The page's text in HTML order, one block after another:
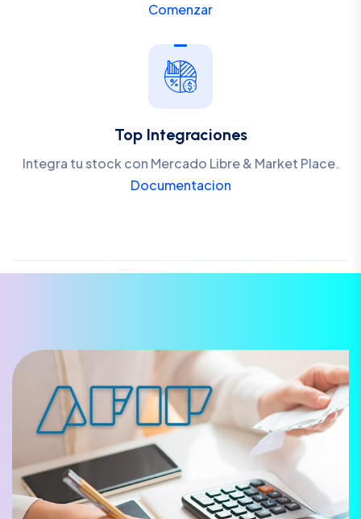
Comenzar
Top Integraciones
Integra tu stock con Mercado Libre & Market Place.
Documentacion